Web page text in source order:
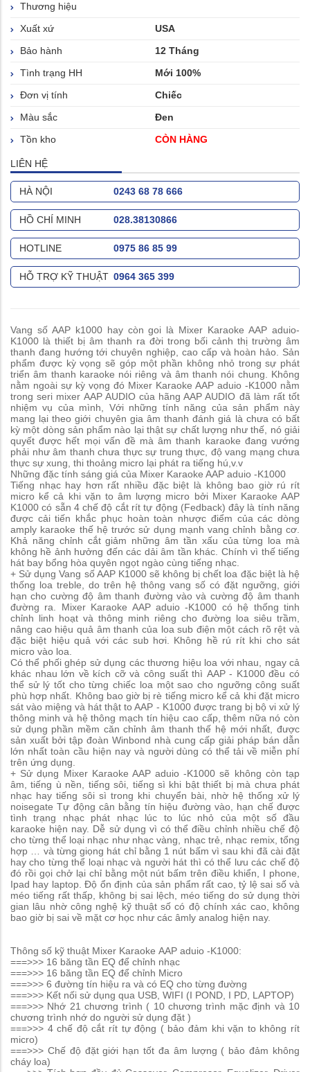
Thương hiệu
Xuất xứ
USA
Bảo hành
12 Tháng
Tình trạng HH
Mới 100%
Đơn vị tính
Chiếc
Màu sắc
Đen
Tồn kho
CÒN HÀNG
LIÊN HỆ
HÀ NỘI 0243 68 78 666
HỒ CHÍ MINH 028.38130866
HOTLINE 0975 86 85 99
HỖ TRỢ KỸ THUẬT 0964 365 399
Vang số AAP k1000 hay còn goi là Mixer Karaoke AAP aduio-
K1000 là thiết bị âm thanh ra đời trong bối cảnh thị trường âm
thanh đang hướng tới chuyên nghiệp, cao cấp và hoàn hảo. Sản
phẩm được kỳ vọng sẽ góp một phần không nhỏ trong sự phát
triển âm thanh karaoke nói riêng và âm thanh nói chung. Không
nằm ngoài sự kỳ vọng đó Mixer Karaoke AAP aduio -K1000 nằm
trong seri mixer AAP AUDIO của hãng AAP AUDIO đã làm rất tốt
nhiệm vụ của mình, Với những tính năng của sản phẩm này
mang lại theo giới chuyên gia âm thanh đánh giá là chưa có bất
kỳ một dòng sản phẩm nào lại thật sự chất lượng như thế, nó giải
quyết được hết mọi vấn đề mà âm thanh karaoke đang vướng
phải như âm thanh chưa thực sự trung thực, độ vang mạng chưa
thực sự xung, thi thoảng micro lại phát ra tiếng hú,v.v
Những đặc tính sáng giá của Mixer Karaoke AAP aduio -K1000
Tiếng nhạc hay hơn rất nhiều đặc biệt là không bao giờ rú rít
micro kể cả khi vặn to âm lượng micro bởi Mixer Karaoke AAP
K1000 có sẵn 4 chế độ cắt rít tự động (Fedback) đây là tính năng
được cải tiến khắc phục hoàn toàn nhược điểm của các dòng
amply karaoke thế hệ trước sử dụng mạnh vang chỉnh bằng cơ.
Khả năng chỉnh cắt giảm những âm tần xấu của từng loa mà
không hề ảnh hưởng đến các dải âm tần khác. Chính vì thế tiếng
hát bay bổng hòa quyên ngọt ngào cùng tiếng nhạc.
+ Sử dụng Vang số AAP K1000 sẽ không bị chết loa đặc biệt là hệ
thống loa treble, do trên hệ thông vang số có đặt ngưỡng, giới
hạn cho cường độ âm thanh đường vào và cường độ âm thanh
đường ra. Mixer Karaoke AAP aduio -K1000 có hệ thống tinh
chỉnh linh hoạt và thông minh riêng cho đường loa siêu trầm,
nâng cao hiệu quả âm thanh của loa sub điện một cách rõ rệt và
đặc biệt hiệu quả với các sub hơi. Không hề rú rít khi cho sát
micro vào loa.
Có thể phối ghép sử dụng các thương hiệu loa với nhau, ngay cả
khác nhau lớn về kích cỡ và công suất thì AAP - K1000 đều có
thể sử lý tốt cho từng chiếc loa một sao cho ngưỡng công suất
phù hợp nhất. Không bao giờ bị rè tiếng micro kể cả khi đặt micro
sát vào miệng và hát thật to AAP - K1000 được trang bị bộ vi xử lý
thông minh và hệ thông mạch tín hiệu cao cấp, thêm nữa nó còn
sử dụng phần mềm căn chỉnh âm thanh thế hệ mới nhất, được
sản xuất bởi tập đoàn Winbond nhà cung cấp giải pháp bán dẫn
lớn nhất toàn cầu hiện nay và người dùng có thể tải về miễn phí
trên ứng dụng.
+ Sử dụng Mixer Karaoke AAP aduio -K1000 sẽ không còn tạp
âm, tiếng ù nền, tiếng sôi, tiếng sì khi bật thiết bị mà chưa phát
nhạc hay tiếng sôi sì trong khi chuyển bài, nhờ hệ thống xử lý
noisegate Tự động cân bằng tín hiệu đường vào, hạn chế được
tình trạng nhạc phát nhạc lúc to lúc nhỏ của một số đầu
karaoke hiện nay. Dễ sử dụng vì có thể điều chỉnh nhiều chế độ
cho từng thể loại nhạc như nhạc vàng, nhạc trẻ, nhạc remix, tổng
hợp … và từng giọng hát chỉ bằng 1 nút bấm vì sau khi đã cài đặt
hay cho từng thể loại nhạc và người hát thì có thể lưu các chế độ
đó rồi gọi chở lại chỉ bằng một nút bấm trên điều khiển, I phone,
Ipad hay laptop. Độ ổn định của sản phẩm rất cao, tỷ lệ sai số và
méo tiếng rất thấp, không bị sai lệch, méo tiếng do sử dụng thời
gian lâu nhờ công nghệ kỹ thuật số có độ chính xác cao, không
bao giờ bị sai về mặt cơ học như các âmly analog hiện nay.
Thông số kỹ thuật Mixer Karaoke AAP aduio -K1000:
===>>> 16 băng tần EQ để chỉnh nhạc
===>>> 16 băng tần EQ để chỉnh Micro
===>>> 6 đường tín hiệu ra và có EQ cho từng đường
===>>> Kết nối sử dụng qua USB, WIFI (I POND, I PD, LAPTOP)
===>>> Nhớ 21 chương trình ( 10 chương trình mặc định và 10
chương trình nhớ do người sử dụng đặt )
===>>> 4 chế độ cắt rít tự động ( bảo đảm khi vặn to không rít
micro)
===>>> Chế độ đặt giới hạn tốt đa âm lượng ( bảo đảm không
cháy loa)